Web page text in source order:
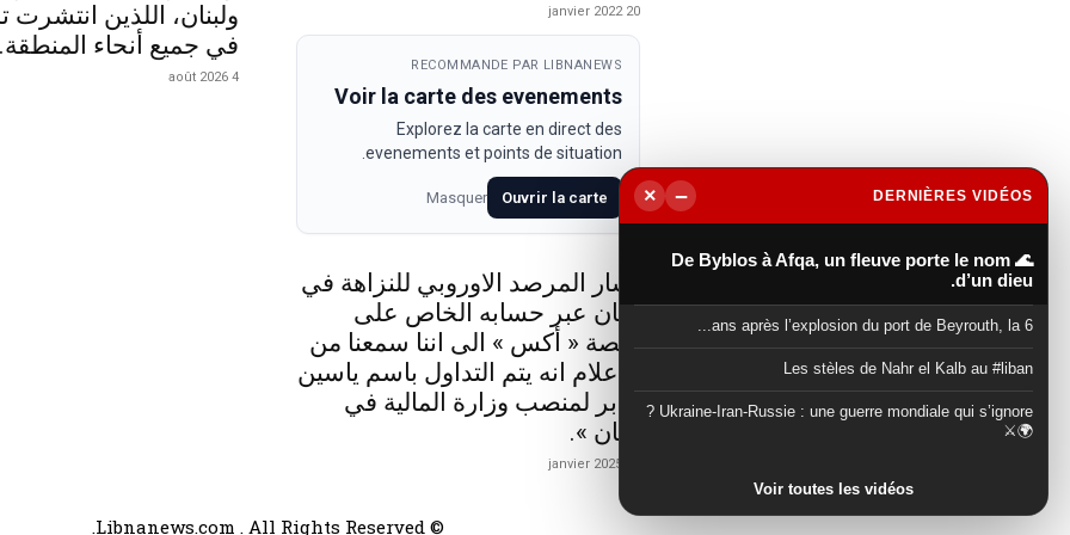
ولبنان، اللذين انتشرت
في جميع أنحاء المنطقة.
4 août 2026
20 janvier 2022
RECOMMANDE PAR LIBNANEWS
Voir la carte des evenements
Explorez la carte en direct des
evenements et points de situation.
Ouvrir la carte
Masquer
أشار المرصد الاوروبي للنزاهة في
لبنان عبر حسابه الخاص على
منصة « أكس » الى اننا سمعنا من
الاعلام انه يتم التداول باسم ياسين
جابر لمنصب وزارة المالية في
لبنان ».
© Libnanews.com . All Rights Reserved.
DERNIÈRES VIDÉOS
−
×
🌊 De Byblos à Afqa, un fleuve porte le nom
d’un dieu.
6 ans après l’explosion du port de Beyrouth, la...
Les stèles de Nahr el Kalb au #liban
Ukraine-Iran-Russie : une guerre mondiale qui s’ignore ?
🌍⚔️
Voir toutes les vidéos